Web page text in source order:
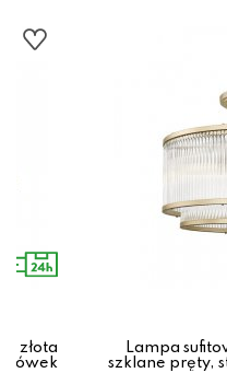
złota
Lampa
szklane pręty,